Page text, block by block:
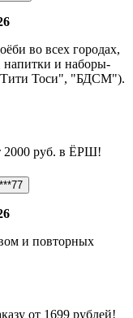
во всех городах,
напитки и наборы-
Тоси", "БДСМ").
2000 руб. в ЁРШ!
и повторных
от 1699 рублей!